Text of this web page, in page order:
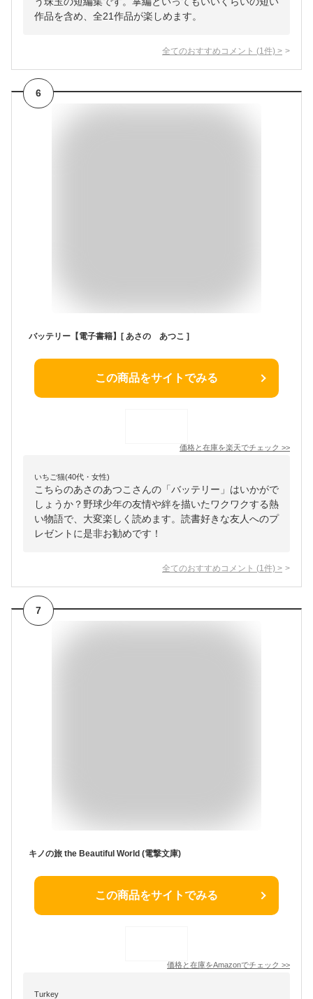
作品を含め、全21作品が楽しめます。
全てのおすすめコメント (1 件) >
6
バッテリー【電子書籍】[ あさの あつこ ]
この商品をサイトでみる
価格と在庫を楽天でチェック >>
いちご猫(40代・女性)
こちらのあさのあつこさんの「バッテリー」はいかがで
しょうか？野球少年の友情や絆を描いたワクワクする熱
い物語で、大変楽しく読めます。読書好きな友人へのプ
レゼントに是非お勧めです！
全てのおすすめコメント (1 件) >
7
キノの旅 the Beautiful World (電撃文庫)
この商品をサイトでみる
価格と在庫をAmazonでチェック >>
Turkey